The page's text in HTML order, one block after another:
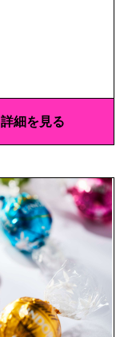
詳細を見る